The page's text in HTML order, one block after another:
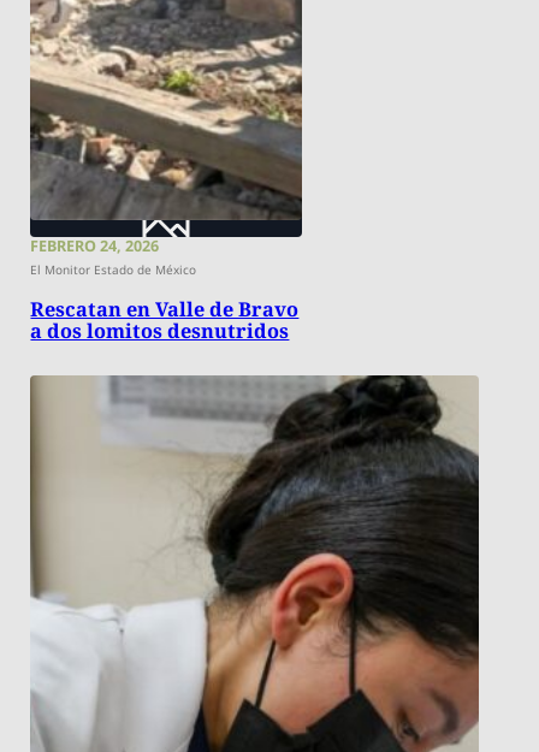
FEBRERO 24, 2026
El Monitor Estado de México
Rescatan en Valle de Bravo
a dos lomitos desnutridos